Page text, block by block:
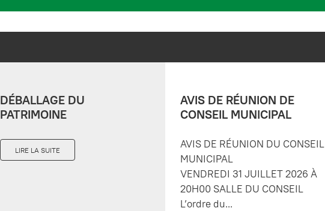
DÉBALLAGE DU
PATRIMOINE
LIRE LA SUITE
AVIS DE RÉUNION DE
CONSEIL MUNICIPAL
AVIS DE RÉUNION DU CONSEIL
MUNICIPAL
VENDREDI 31 JUILLET 2026 À
20H00 SALLE DU CONSEIL
L’ordre du...